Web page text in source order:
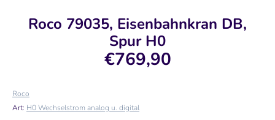
Roco 79035, Eisenbahnkran DB,
Spur H0
€769,90
Roco
Art: H0 Wechselstrom analog u. digital